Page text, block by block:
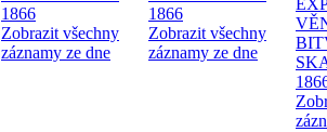
1866
Zobrazit všechny
záznamy ze dne
1866
Zobrazit všechny
záznamy ze dne